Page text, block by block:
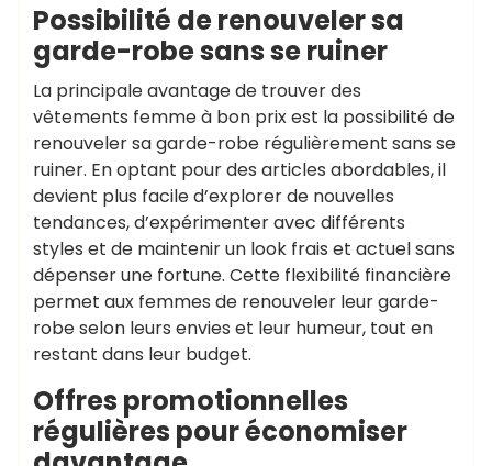
Possibilité de renouveler sa
garde-robe sans se ruiner
La principale avantage de trouver des
vêtements femme à bon prix est la possibilité de
renouveler sa garde-robe régulièrement sans se
ruiner. En optant pour des articles abordables, il
devient plus facile d’explorer de nouvelles
tendances, d’expérimenter avec différents
styles et de maintenir un look frais et actuel sans
dépenser une fortune. Cette flexibilité financière
permet aux femmes de renouveler leur garde-
robe selon leurs envies et leur humeur, tout en
restant dans leur budget.
Offres promotionnelles
régulières pour économiser